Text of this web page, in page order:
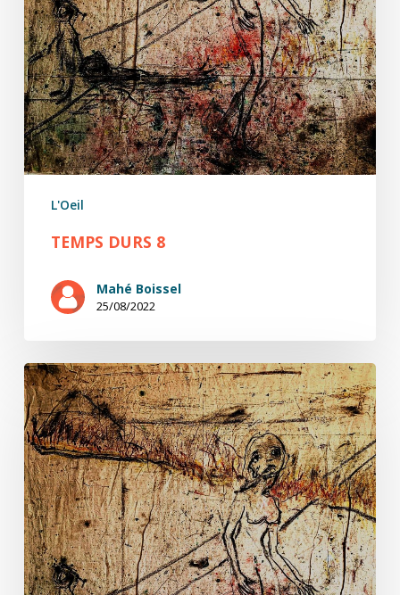
L'Oeil
TEMPS DURS 8
Mahé Boissel
25/08/2022
Temps
durs
7